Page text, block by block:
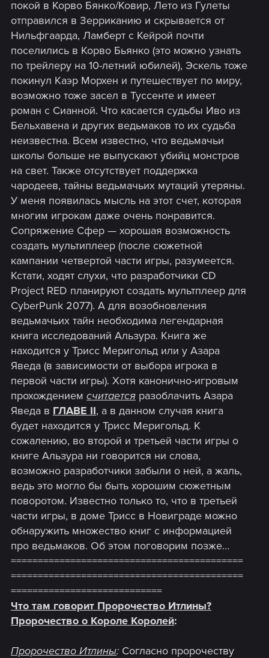
покой в Корво Бянко/Ковир, Лето из Гулеты
отправился в Зерриканию и скрывается от
Нильфгаарда, Ламберт с Кейрой почти
поселились в Корво Бьянко (это можно узнать
по трейлеру на 10-летний юбилей), Эскель тоже
покинул Каэр Морхен и путешествует по миру,
возможно тоже засел в Туссенте и имеет
роман с Сианной. Что касается судьбы Иво из
Бельхавена и других ведьмаков то их судьба
неизвестна. Всем известно, что ведьмачьи
школы больше не выпускают убийц монстров
на свет. Также отсутствует поддержка
чародеев, тайны ведьмачьих мутаций утеряны.
У меня появилась мысль на этот счет, которая
многим игрокам даже очень понравится.
Сопряжение Сфер — хорошая возможность
создать мультиплеер (после сюжетной
кампании четвертой части игры, разумеется.
Кстати, ходят слухи, что разработчики CD
Project RED планируют создать мультплеер для
CyberPunk 2077). А для возобновления
ведьмачьих тайн необходима легендарная
книга исследований Альзура. Книга же
находится у Трисс Меригольд или у Азара
Яведа (в зависимости от выбора игрока в
первой части игры). Хотя канонично-игровым
прохождением считается разоблачить Азара
Яведа в ГЛАВЕ II, а в данном случая книга
будет находится у Трисс Меригольд. К
сожалению, во второй и третьей части игры о
книге Альзура ни говорится ни слова,
возможно разработчики забыли о ней, а жаль,
ведь это могло бы быть хорошим сюжетным
поворотом. Известно только то, что в третьей
части игры, в доме Трисс в Новиграде можно
обнаружить множество книг с информацией
про ведьмаков. Об этом поговорим позже…
===========================================
===========================================
============================
Что там говорит Пророчество Итлины?
Пророчество о Короле Королей:
Пророчество Итлины: Согласно пророчеству